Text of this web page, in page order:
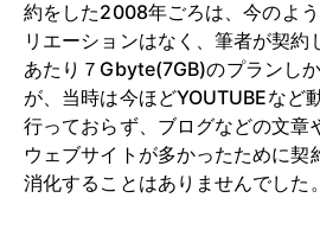
約をした2008年ごろは、今のよ
リエーションはなく、筆者が契約
あたり７Gbyte(7GB)のプランし
が、当時は今ほどYOUTUBEなど
行っておらず、ブログなどの文章
ウェブサイトが多かったために
消化することはありませんでした。